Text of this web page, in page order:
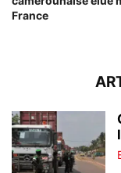
France